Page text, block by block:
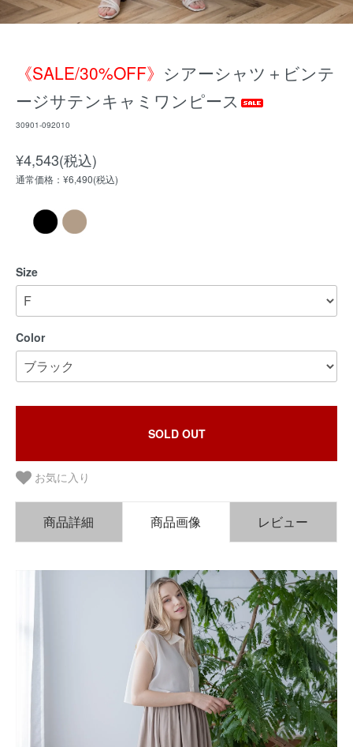
《SALE/30%OFF》 シアーシャツ＋ビンテ
ージサテンキャミワンピース
30901-092010
¥4,543(税込)
通常価格：¥6,490(税込)
Size
Color
SOLD OUT
お気に入り
商品詳細 商品画像 レビュー